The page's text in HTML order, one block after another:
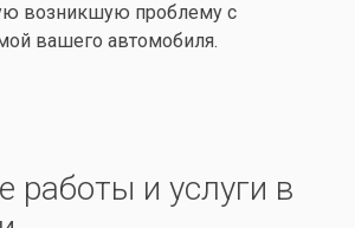
возникшую проблему с
вашего автомобиля.
работы и услуги в